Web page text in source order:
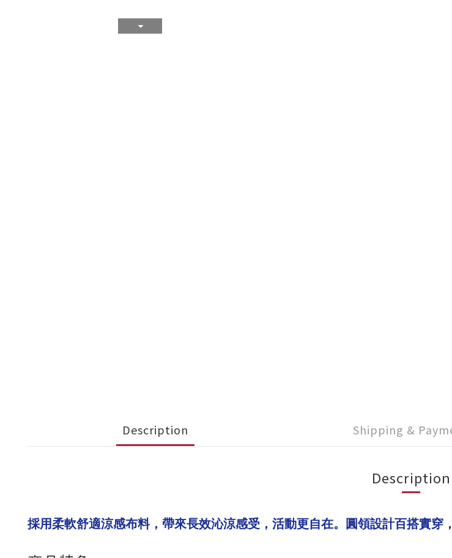
Description Shipping &
Description
採用柔軟舒適涼感布料，帶來長效沁涼感受，活動更自在。圓領設計百搭實